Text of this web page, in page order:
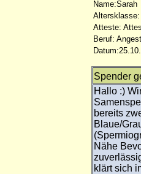
Name:Sarah
Altersklasse:
Atteste:
Beruf:
Spender
Hallo :)
bereits
Blaue/
Nähe
klärt sich